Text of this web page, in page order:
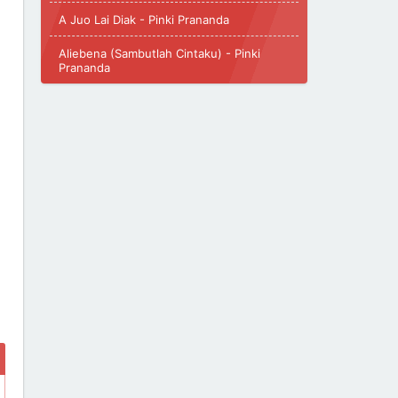
A Juo Lai Diak - Pinki Prananda
Aliebena (Sambutlah Cintaku) - Pinki
Prananda